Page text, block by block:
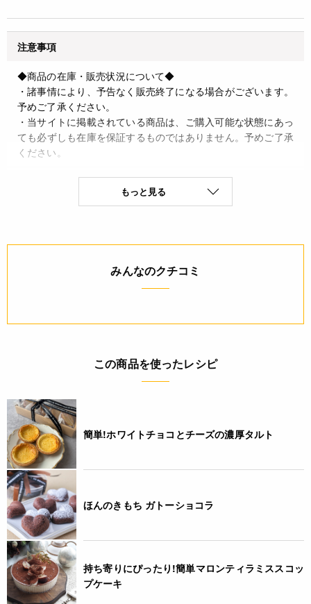
注意事項
◆商品の在庫・販売状況について◆
・諸事情により、予告なく販売終了になる場合がございます。
予めご了承ください。
・当サイトに掲載されている商品は、ご購入可能な状態にあっ
ても必ずしも在庫を保証するものではありません。予めご了承
ください。
◆材質：ポリエステル
もっと見る
みんなのクチコミ
この商品を使ったレシピ
簡単!ホワイトチョコとチーズの濃厚タルト
ほんのきもち ガトーショコラ
持ち寄りにぴったり!簡単マロンティラミススコッ
プケーキ